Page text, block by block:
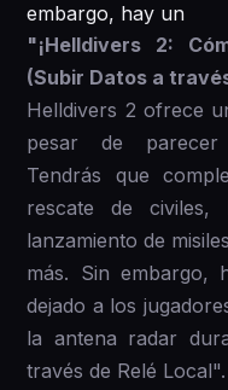
embargo, hay un
"¡Helldivers 2:
(Subir Datos a
Helldivers 2 ofrece
pesar de parecer
Tendrás que
rescate de civiles,
lanzamiento de
más. Sin embargo,
dejado a los
la antena radar
través de Relé Local".